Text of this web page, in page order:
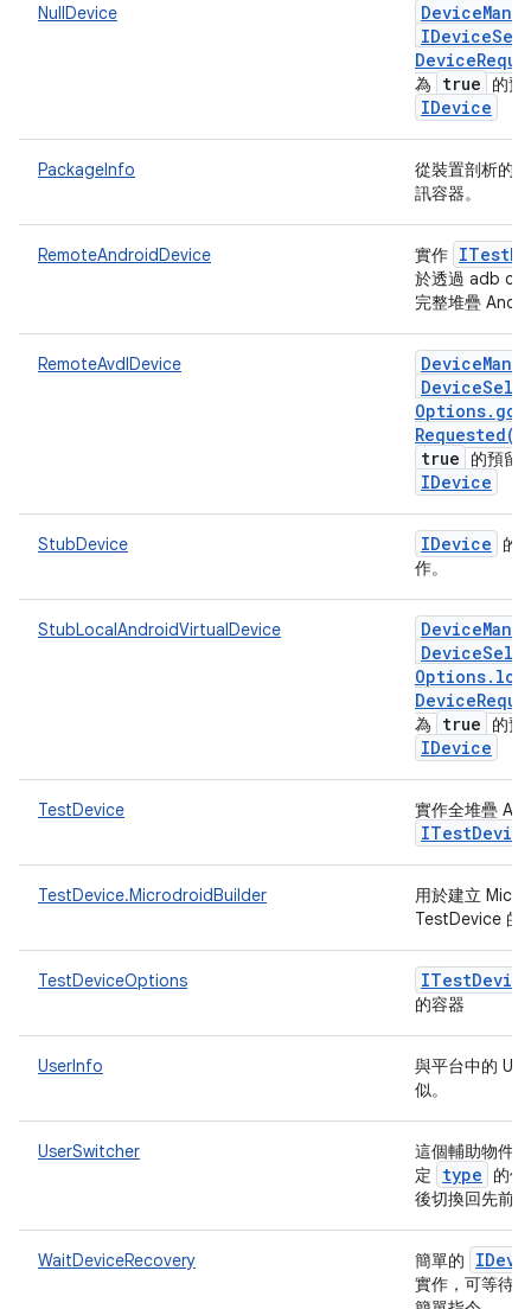
NullDevice Device
IDevice
Device
為 true 的預
IDevice
PackageInfo
從裝置剖析的
訊容器。
RemoteAndroidDevice 實作 ITest
於透過 adb
完整堆疊
RemoteAvdIDevice Device
Device
Options. gce
Requested(
true
的預留
IDevice
StubDevice IDevice
的
作。
StubLocalAndroidVirtualDevice Device
Device
Options.
Device
為 true 的預
IDevice
TestDevice 實作全堆疊
ITest
TestDevice.MicrodroidBuilder
用於建立
TestDevice 的
TestDeviceOptions ITest
的容器
UserInfo
與平台中的
似。
UserSwitcher
這個輔助物件
定
type
的
後切換回先前
WaitDeviceRecovery 簡單的
實作，可等待